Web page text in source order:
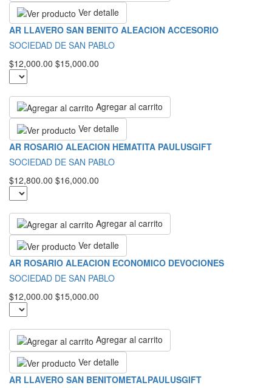
Ver detalle
AR LLAVERO SAN BENITO ALEACION ACCESORIO
SOCIEDAD DE SAN PABLO
$12,000.00 $15,000.00
Agregar al carrito
Ver detalle
AR ROSARIO ALEACION HEMATITA PAULUSGIFT
SOCIEDAD DE SAN PABLO
$12,800.00 $16,000.00
Agregar al carrito
Ver detalle
AR ROSARIO ALEACION ECONOMICO DEVOCIONES
SOCIEDAD DE SAN PABLO
$12,000.00 $15,000.00
Agregar al carrito
Ver detalle
AR LLAVERO SAN BENITOMETALPAULUSGIFT